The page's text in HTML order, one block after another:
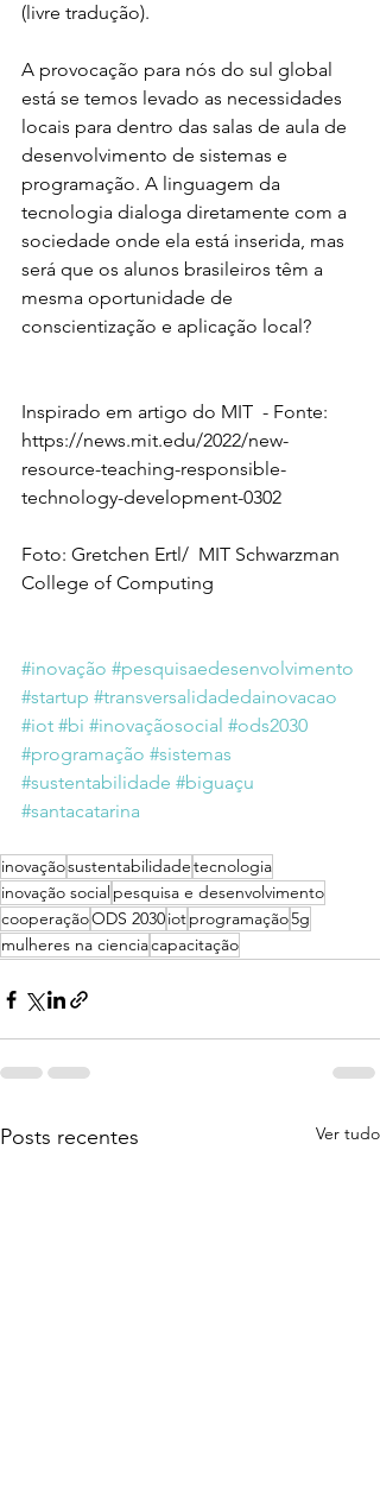
(livre tradução).
A provocação para nós do sul global
está se temos levado as necessidades
locais para dentro das salas de aula de
desenvolvimento de sistemas e
programação. A linguagem da
tecnologia dialoga diretamente com a
sociedade onde ela está inserida, mas
será que os alunos brasileiros têm a
mesma oportunidade de
conscientização e aplicação local?
Inspirado em artigo do MIT  - Fonte:
https://news.mit.edu/2022/new-
resource-teaching-responsible-
technology-development-0302
Foto: Gretchen Ertl/  MIT Schwarzman
College of Computing
#inovação #pesquisaedesenvolvimento
#startup #transversalidadedainovacao
#iot #bi #inovaçãosocial #ods2030
#programação #sistemas
#sustentabilidade #biguaçu
#santacatarina
inovaçãosustentabilidadetecnologia
inovação socialpesquisa e desenvolvimento
cooperaçãoODS 2030iotprogramação5g
mulheres na cienciacapacitação
Posts recentes Ver tudo